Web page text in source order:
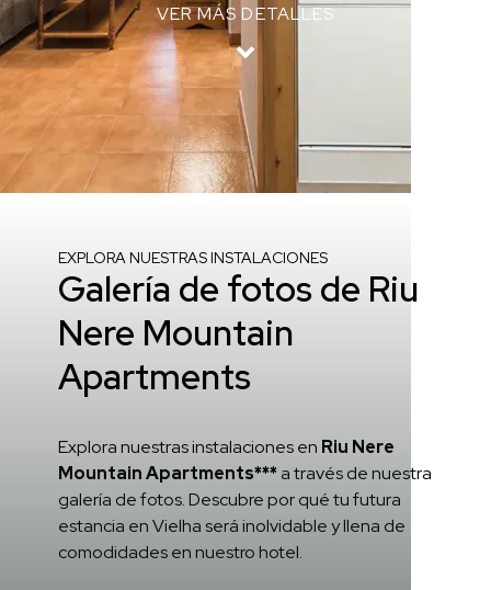
VER MÁS DETALLES
/ Riu Nere Mountain Apartments
EXPLORA NUESTRAS INSTALACIONES
Galería de fotos de Riu
Nere Mountain
Apartments
Explora nuestras instalaciones en Riu Nere
Mountain Apartments***a través de nuestra
galería de fotos. Descubre por qué tu futura
estancia en Vielha será inolvidable y llena de
comodidades en nuestro hotel.